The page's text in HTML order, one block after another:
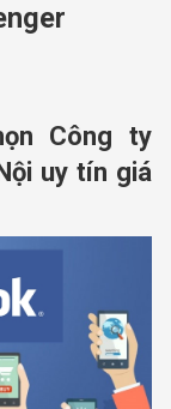
Công ty
uy tín giá